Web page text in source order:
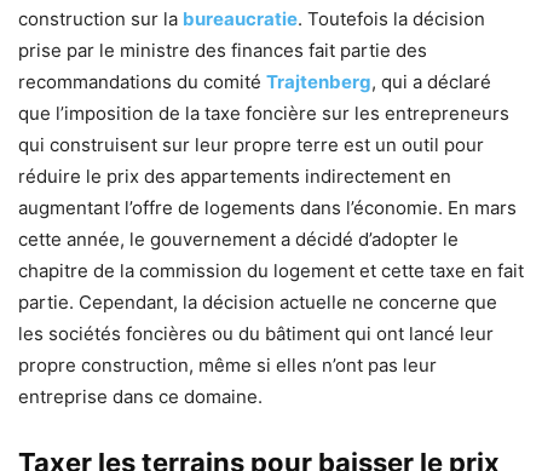
construction sur la bureaucratie. Toutefois la décision
prise par le ministre des finances fait partie des
recommandations du comité Trajtenberg, qui a déclaré
que l’imposition de la taxe foncière sur les entrepreneurs
qui construisent sur leur propre terre est un outil pour
réduire le prix des appartements indirectement en
augmentant l’offre de logements dans l’économie. En mars
cette année, le gouvernement a décidé d’adopter le
chapitre de la commission du logement et cette taxe en fait
partie. Cependant, la décision actuelle ne concerne que
les sociétés foncières ou du bâtiment qui ont lancé leur
propre construction, même si elles n’ont pas leur
entreprise dans ce domaine.
Taxer les terrains pour baisser le prix